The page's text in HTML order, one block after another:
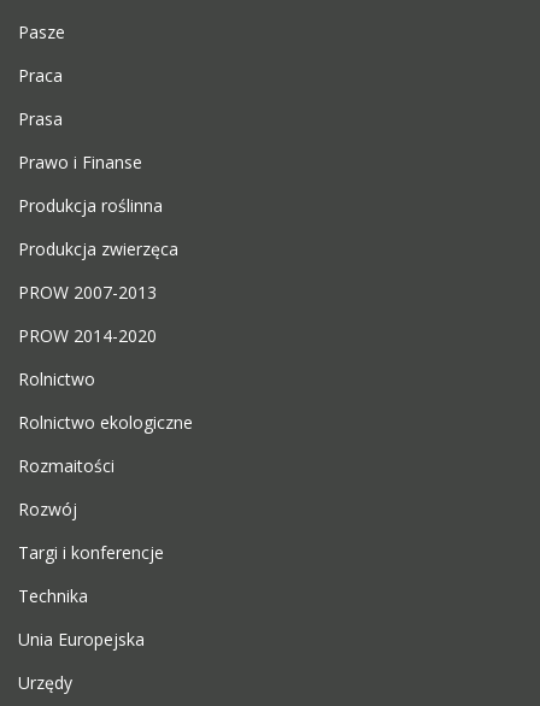
Pasze
Praca
Prasa
Prawo i Finanse
Produkcja roślinna
Produkcja zwierzęca
PROW 2007-2013
PROW 2014-2020
Rolnictwo
Rolnictwo ekologiczne
Rozmaitości
Rozwój
Targi i konferencje
Technika
Unia Europejska
Urzędy